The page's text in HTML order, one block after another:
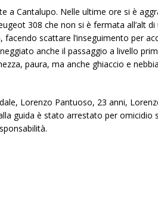
Cantalupo. Nelle ultime ore si è
308 che non si è fermata all’alt
scattare l’inseguimento per
anche il passaggio a livello
paura, ma anche ghiaccio e
Lorenzo Pantuoso, 23 anni,
guida è stato arrestato per